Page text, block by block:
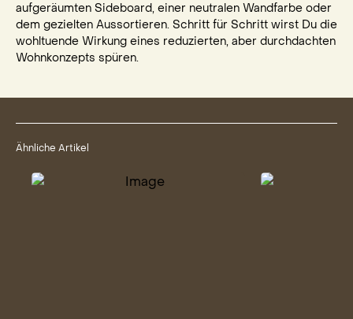
aufgeräumten Sideboard, einer neutralen Wandfarbe oder
dem gezielten Aussortieren. Schritt für Schritt wirst Du die
wohltuende Wirkung eines reduzierten, aber durchdachten
Wohnkonzepts spüren.
Ähnliche Artikel